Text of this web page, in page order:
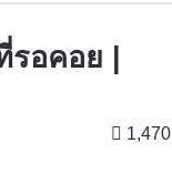
อคอย |
1,470